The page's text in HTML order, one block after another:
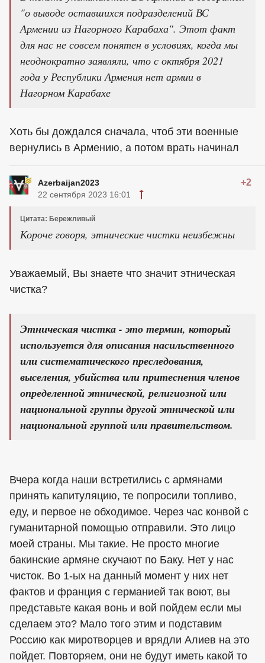
"о выводе оставшихся подразделений ВС
Армении из Нагорного Карабаха". Этот факт
для нас не совсем понятен в условиях, когда мы
неоднократно заявляли, что с октября 2021
года у Республики Армения нет армии в
Нагорном Карабахе
Хоть бы дождался сначала, чтоб эти военные
вернулись в Армению, а потом врать начинал
Azerbaijan2023 +2
22 сентября 2023 16:01
Цитата: Бережливый
Короче говоря, этнические чистки неизбежны
Уважаемый, Вы знаете что значит этническая
чистка?
Этническая чистка - это термин, который
используется для описания насильственного
или систематического преследования,
выселения, убийства или притеснения членов
определенной этнической, религиозной или
национальной группы другой этнической или
национальной группой или правительством.
Вчера когда наши встретились с армянами
принять капитуляцию, те попросили топливо,
еду, и первое не обходимое. Через час конвой с
гуманитарной помощью отправили. Это лицо
моей страны. Мы такие. Не просто многие
бакинские армяне скучают по Баку. Нет у нас
чисток. Во 1-ых на данный момент у них нет
фактов и франция с германией так воют, вы
представьте какая вонь и вой пойдем если мы
сделаем это? Мало того этим и подставим
Россию как миротворцев и врядли Алиев на это
пойдет. Повторяем, они не будут иметь какой то